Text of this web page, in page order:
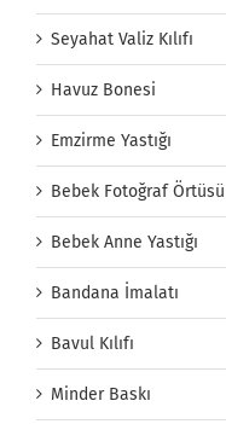
Seyahat Valiz Kılıfı
Havuz Bonesi
Emzirme Yastığı
Bebek Fotoğraf Örtüsü
Bebek Anne Yastığı
Bandana İmalatı
Bavul Kılıfı
Minder Baskı